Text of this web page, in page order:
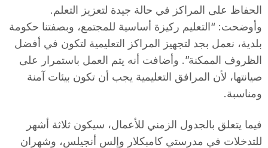
الحفاظ على المراكز في حالة جيدة لتعزيز التعلم.
وأوضحت: “التعليم ركيزة أساسية للمجتمع، وبصفتنا حكومة
بلدية، نعمل بجد لتجهيز المراكز التعليمية لتكون في أفضل
الظروف الممكنة”. وأضافت أنه يتم العمل باستمرار على
صيانتها، لأن المرافق التعليمية يجب أن تكون بيئات آمنة
ومناسبة.
فيما يتعلق بالجدول الزمني للأعمال، سيكون ثلاثة أشهر
للتدخلات في مدرستي كامبكلار وإلس أنجيلس، وشهران